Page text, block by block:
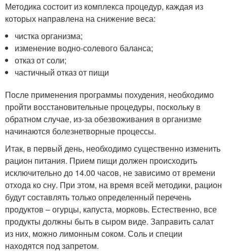
Методика состоит из комплекса процедур, каждая из
которых направлена на снижение веса:
чистка организма;
изменение водно-солевого баланса;
отказ от соли;
частичный отказ от пищи
После применения программы похудения, необходимо
пройти восстановительные процедуры, поскольку в
обратном случае, из-за обезвоживания в организме
начинаются болезнетворные процессы.
Итак, в первый день, необходимо существенно изменить
рацион питания. Прием пищи должен происходить
исключительно до 14.00 часов, не зависимо от времени
отхода ко сну. При этом, на время всей методики, рацион
будут составлять только определенный перечень
продуктов – огурцы, капуста, морковь. Естественно, все
продукты должны быть в сыром виде. Заправить салат
из них, можно лимонным соком. Соль и специи
находятся под запретом.